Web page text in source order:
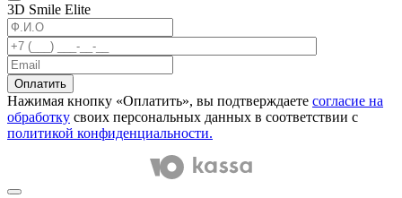
3D Smile Elite
Оплатить
Нажимая кнопку «Оплатить», вы подтверждаете согласие на
обработку своих персональных данных в соответствии с
политикой конфиденциальности.